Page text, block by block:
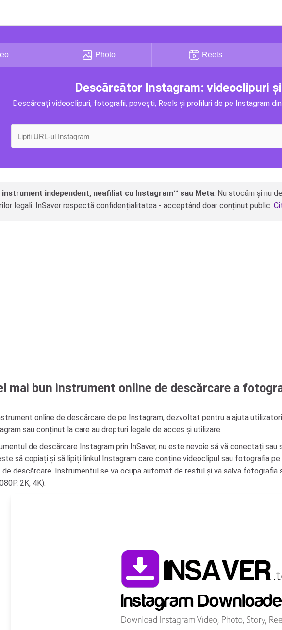
Photo Reels
Descărcător Instagram: videoclipuri
Descărcați videoclipuri, fotografii, povești, Reels și profiluri de pe Instagram
instrument independent, neafiliat cu Instagram™ sau Meta. Nu stocăm și nu
legali. InSaver respectă confidențialitatea - acceptând doar conținut public.
mai bun instrument online de descărcare a
online de descărcare de pe Instagram, dezvoltat pentru a ajuta
sau conținut la care au drepturi legale de acces și utilizare.
de descărcare Instagram prin InSaver, nu este nevoie să vă conectați
să copiați și să lipiți linkul Instagram care conține videoclipul sau fotografia
descărcare. Instrumentul se va ocupa automat de restul și va salva fotografia
2K, 4K).